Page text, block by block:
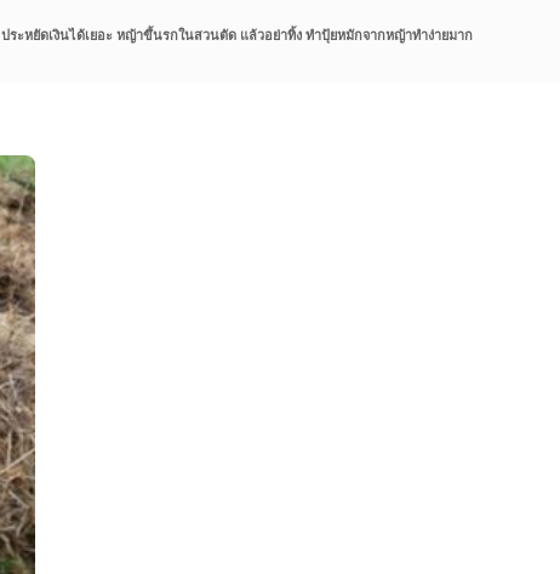
ประหยัดเงินได้เยอะ หญ้าขึ้นรกในสวนตัด แล้วอย่าทิ้ง ทำปุ้ยหมักจากหญ้าทำง่ายมาก